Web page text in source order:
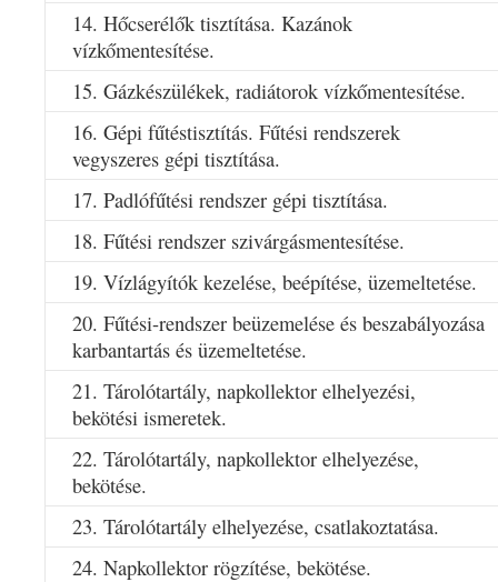
14. Hőcserélők tisztítása. Kazánok
vízkőmentesítése.
15. Gázkészülékek, radiátorok vízkőmentesítése.
16. Gépi fűtéstisztítás. Fűtési rendszerek
vegyszeres gépi tisztítása.
17. Padlófűtési rendszer gépi tisztítása.
18. Fűtési rendszer szivárgásmentesítése.
19. Vízlágyítók kezelése, beépítése, üzemeltetése.
20. Fűtési-rendszer beüzemelése és beszabályozása
karbantartás és üzemeltetése.
21. Tárolótartály, napkollektor elhelyezési,
bekötési ismeretek.
22. Tárolótartály, napkollektor elhelyezése,
bekötése.
23. Tárolótartály elhelyezése, csatlakoztatása.
24. Napkollektor rögzítése, bekötése.